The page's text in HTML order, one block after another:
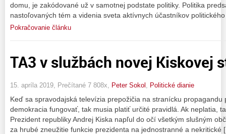
domu, je zakódované už v samotnej podstate politiky. Politika
nastoľovaných tém a videnia sveta aktívnych účastníkov
Pokračovanie článku
TA3 v službách novej Kiskovej
15. apríla 2019, Prečítané 7 808x, Peter Sokol Politické dianie
Keď sa spravodajská televízia prepožičia na stranícku
demokracia fungovať, tak musia platiť určité pravidlá. Ak neplatia,
Prezident republiky Andrej Kiska napľul do očí všetkým slušným
za hrubé zneužitie funkcie prezidenta na jednostranné a nekritické